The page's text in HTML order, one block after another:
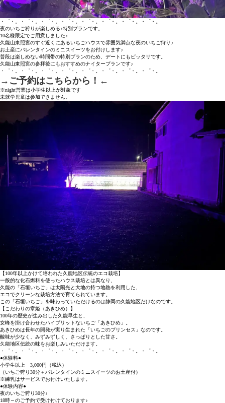
・゜・。・゜・。・゜・。・゜・。・゜・。・゜・。・゜・。・゜・。
夜のいちご狩りが楽しめる♪特別プランです。
10名様限定でご用意しました♪
久能山東照宮のすぐ近くにあるいちごハウスで雰囲気満点な夜のいちご狩り♪
お土産にバレンタインのミニスイーツをお付けします♪
普段は楽しめない時間帯の特別プランのため、デートにもピッタリです。
久能山東照宮の参拝後にもおすすめのナイタープランです♪
・゜・。・゜・。・゜・。・゜・。・゜・。・゜・。・゜・。・゜・。
→ご予約はこちらから！←
※night営業は小学生以上が対象です
未就学児童は参加できません。
【100年以上かけて培われた久能地区伝統のエコ栽培】
一般的な化石燃料を使ったハウス栽培とは異なり、
久能の「石垣いちご」は太陽光と大地の持つ地熱を利用した、
エコでクリーンな栽培方法で育てられています。
この「石垣いちご」を味わっていただけるのは静岡の久能地区だけなのです。
【こだわりの章姫（あきひめ）】
100年の歴史が生み出した久能早生と、
女峰を掛け合わせたハイブリットないちご「あきひめ」。
あきひめは長年の開発が実り生まれた「いちごのプリンセス」なのです。
酸味が少なく、みずみずしく、さっぱりとした甘さ。
久能地区伝統の味をお楽しみいただけます。
・゜・。・゜・。・゜・。・゜・。・゜・。・゜・。・゜・。・゜・。
●体験料●
小学生以上 3,000円（税込）
（いちご狩り30分＋バレンタインのミニスイーツのお土産付）
※練乳はサービスでお付けいたします。
●体験内容●
夜のいちご狩り30分♪
18時～のご予約で受け付けております♪